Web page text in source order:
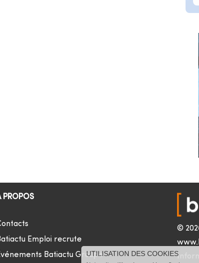
PROPOS
Emploi recrute
Batiactu Groupe
©
UTILISATION DES COOKIES